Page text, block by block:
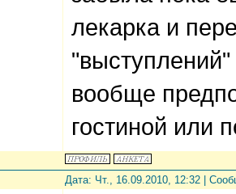
лекарка и
вообще
гостиной или
Дата: Чт., 16.09.2010, 12:32 |